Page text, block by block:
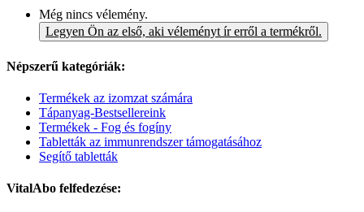
Még nincs vélemény.
Legyen Ön az első, aki véleményt ír erről a termékről.
Népszerű kategóriák:
Termékek az izomzat számára
Tápanyag-Bestsellereink
Termékek - Fog és fogíny
Tabletták az immunrendszer támogatásához
Segítő tabletták
VitalAbo felfedezése: